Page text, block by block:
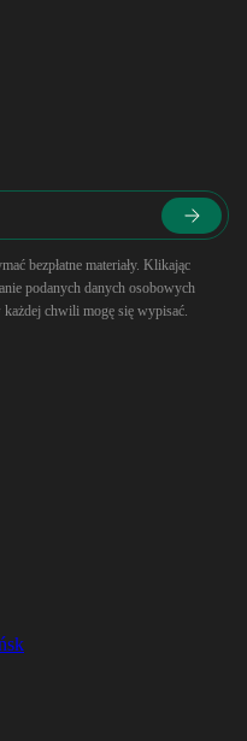
bezpłatne materiały. Klikając
podanych danych osobowych
chwili mogę się wypisać.